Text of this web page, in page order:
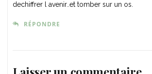
dechiffrer l avenir..et tomber sur un os.
RÉPONDRE